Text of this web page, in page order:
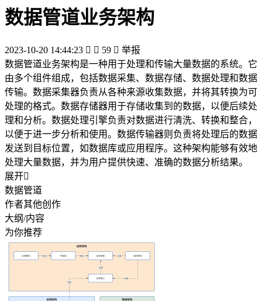
数据管道业务架构
2023-10-20 14:44:23   59  举报
数据管道业务架构是一种用于处理和传输大量数据的系统。它
由多个组件组成，包括数据采集、数据存储、数据处理和数据
传输。数据采集器负责从各种来源收集数据，并将其转换为可
处理的格式。数据存储器用于存储收集到的数据，以便后续处
理和分析。数据处理引擎负责对数据进行清洗、转换和整合，
以便于进一步分析和使用。数据传输器则负责将处理后的数据
发送到目标位置，如数据库或应用程序。这种架构能够有效地
处理大量数据，并为用户提供快速、准确的数据分析结果。
展开
数据管道
作者其他创作
大纲/内容
为你推荐